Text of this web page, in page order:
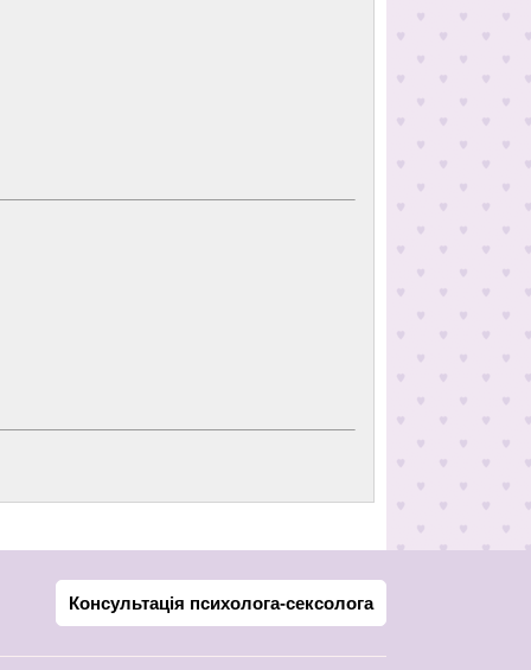
Консультація психолога-сексолога